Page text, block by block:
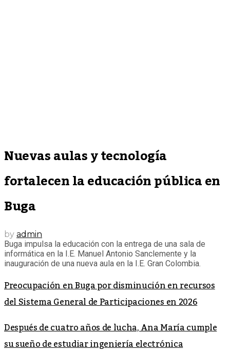
Nuevas aulas y tecnología
fortalecen la educación pública en
Buga
by admin
Buga impulsa la educación con la entrega de una sala de
informática en la I.E. Manuel Antonio Sanclemente y la
inauguración de una nueva aula en la I.E. Gran Colombia.
Preocupación en Buga por disminución en recursos
del Sistema General de Participaciones en 2026
Después de cuatro años de lucha, Ana María cumple
su sueño de estudiar ingeniería electrónica